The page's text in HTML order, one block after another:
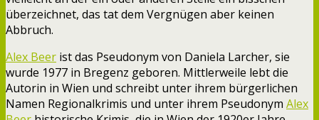
überzeichnet, das tat dem Vergnügen aber keinen
Abbruch.
Alex Beer ist das Pseudonym von Daniela Larcher, sie
wurde 1977 in Bregenz geboren. Mittlerweile lebt die
Autorin in Wien und schreibt unter ihrem bürgerlichen
Namen Regionalkrimis und unter ihrem Pseudonym Alex